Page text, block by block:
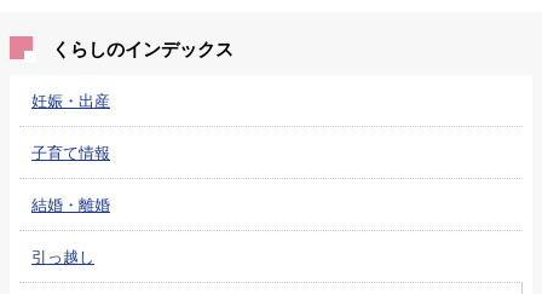
くらしのインデックス
妊娠・出産
子育て情報
結婚・離婚
引っ越し